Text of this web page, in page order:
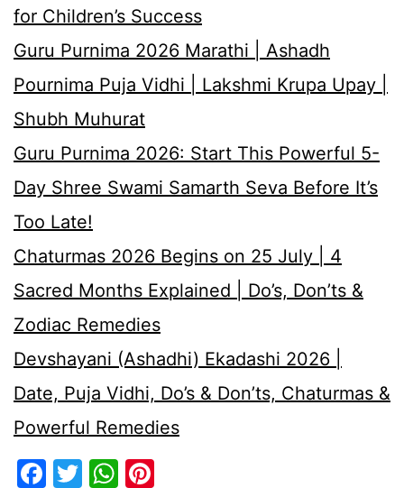
for Children’s Success
Guru Purnima 2026 Marathi | Ashadh
Pournima Puja Vidhi | Lakshmi Krupa Upay |
Shubh Muhurat
Guru Purnima 2026: Start This Powerful 5-
Day Shree Swami Samarth Seva Before It’s
Too Late!
Chaturmas 2026 Begins on 25 July | 4
Sacred Months Explained | Do’s, Don’ts &
Zodiac Remedies
Devshayani (Ashadhi) Ekadashi 2026 |
Date, Puja Vidhi, Do’s & Don’ts, Chaturmas &
Powerful Remedies
Facebook
TwitterWhatsApp